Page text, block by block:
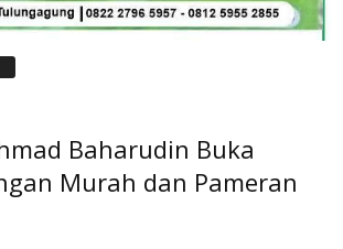
Baharudin Buka
Murah dan Pameran